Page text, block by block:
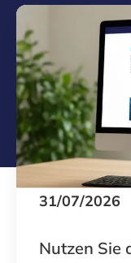
31/07/2026
Nutzen Sie